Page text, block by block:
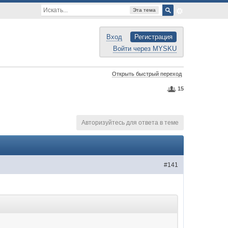
Эта тема
Вход
Регистрация
Войти через MYSKU
Открыть быстрый переход
15
Авторизуйтесь для ответа в теме
#141